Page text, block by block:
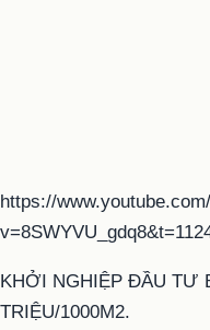
https://
KHỞI NGHIỆP ĐẦU TƯ
TRIỆU/1000M2.